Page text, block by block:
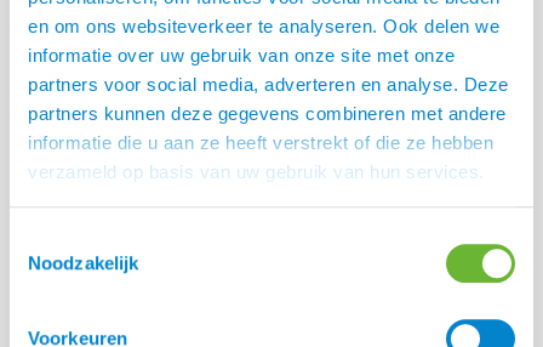
en om ons websiteverkeer te analyseren. Ook delen we
informatie over uw gebruik van onze site met onze
partners voor social media, adverteren en analyse. Deze
partners kunnen deze gegevens combineren met andere
informatie die u aan ze heeft verstrekt of die ze hebben
verzameld op basis van uw gebruik van hun services.
Noodzakelijk
Voorkeuren
De Happy Skin Huidgel voor ieder wondje bij je paard en